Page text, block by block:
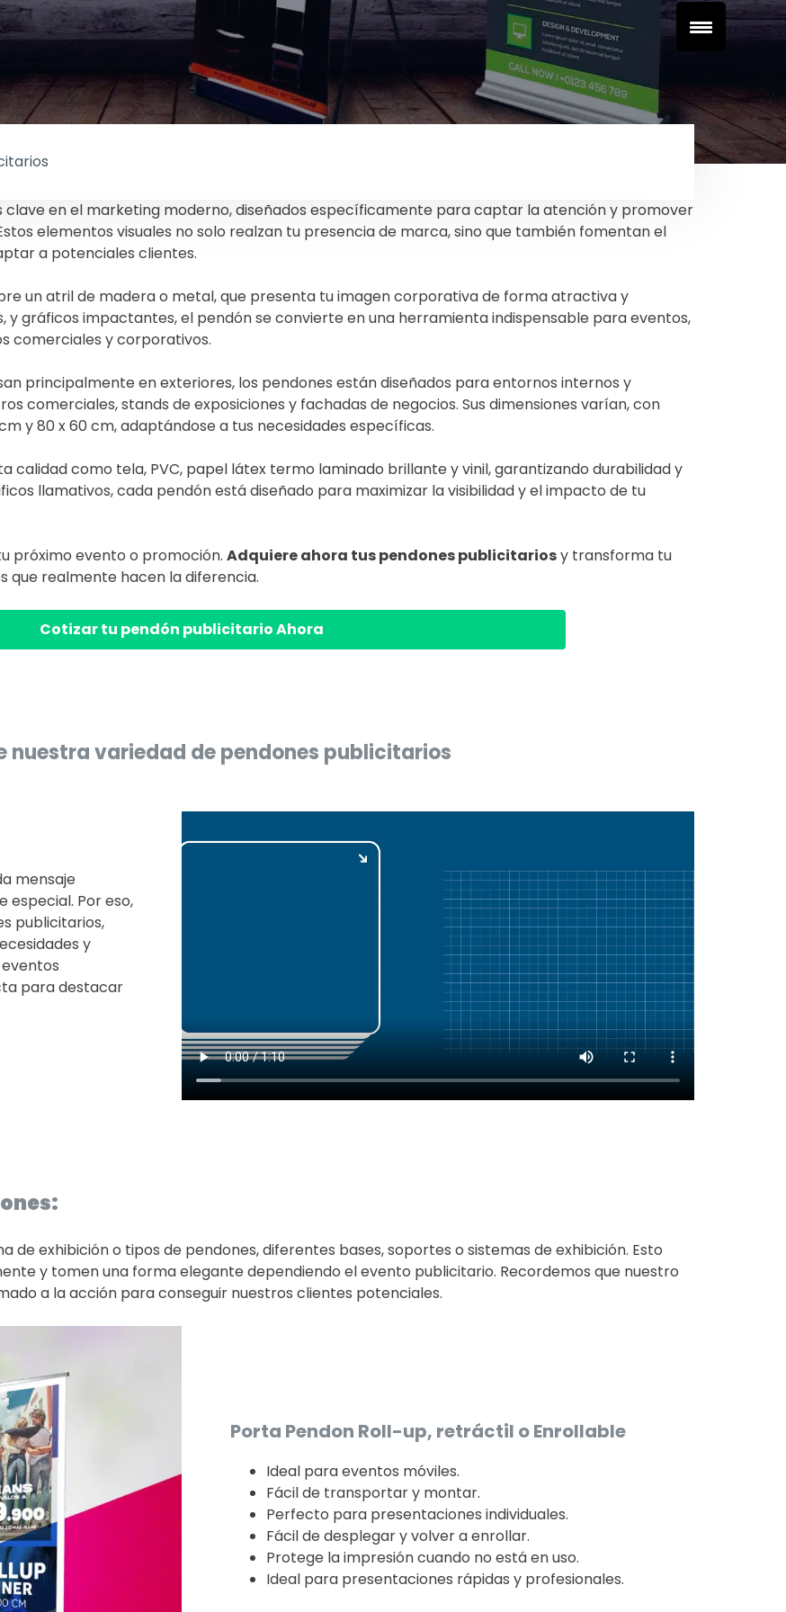
clave en el marketing moderno, diseñados específicamente para captar la atención y promover
elementos visuales no solo realzan tu presencia de marca, sino que también fomentan el
a potenciales clientes.
un atril de madera o metal, que presenta tu imagen corporativa de forma atractiva y
y gráficos impactantes, el pendón se convierte en una herramienta indispensable para eventos,
comerciales y corporativos.
principalmente en exteriores, los pendones están diseñados para entornos internos y
comerciales, stands de exposiciones y fachadas de negocios. Sus dimensiones varían, con
y 80 x 60 cm, adaptándose a tus necesidades específicas.
calidad como tela, PVC, papel látex termo laminado brillante y vinil, garantizando durabilidad y
llamativos, cada pendón está diseñado para maximizar la visibilidad y el impacto de tu
próximo evento o promoción. Adquiere ahora tus pendones publicitariosy transforma tu
que realmente hacen la diferencia.
Cotizar tu pendón publicitario Ahora
nuestra variedad de pendones publicitarios
mensaje
especial. Por eso,
publicitarios,
y
para destacar
de exhibición o tipos de pendones, diferentes bases, soportes o sistemas de exhibición. Esto
y tomen una forma elegante dependiendo el evento publicitario. Recordemos que nuestro
a la acción para conseguir nuestros clientes potenciales.
Porta Pendon Roll-up, retráctil o Enrollable
Ideal para eventos móviles.
Fácil de transportar y montar.
Perfecto para presentaciones individuales.
Fácil de desplegar y volver a enrollar.
Protege la impresión cuando no está en uso.
Ideal para presentaciones rápidas y profesionales.